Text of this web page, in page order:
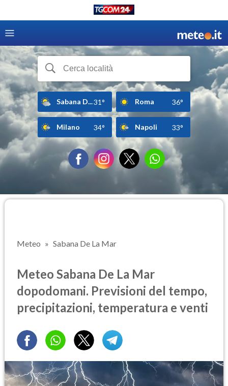
Sabana D...31° Roma 36°
Milano 34° Napoli 33°
Meteo Sabana De La Mar
Meteo Sabana De La Mar
dopodomani. Previsioni del tempo,
precipitazioni, temperatura e venti